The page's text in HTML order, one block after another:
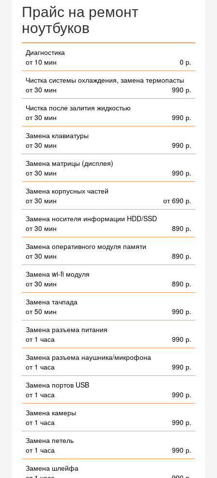
Прайс на ремонт
ноутбуков
Диагностика
от 10 мин
0 р.
Чистка системы охлаждения, замена термопасты
от 30 мин
990 р.
Чистка после залития жидкостью
от 30 мин
990 р.
Замена клавиатуры
от 30 мин
990 р.
Замена матрицы (дисплея)
от 30 мин
990 р.
Замена корпусных частей
от 30 мин
от 690 р.
Замена носителя информации HDD/SSD
от 30 мин
890 р.
Замена оперативного модуля памяти
от 30 мин
890 р.
Замена wi-fi модуля
от 30 мин
890 р.
Замена тачпада
от 50 мин
990 р.
Замена разъема питания
от 1 часа
990 р.
Замена разъема наушника/микрофона
от 1 часа
990 р.
Замена портов USB
от 1 часа
990 р.
Замена камеры
от 1 часа
990 р.
Замена петель
от 1 часа
990 р.
Замена шлейфа